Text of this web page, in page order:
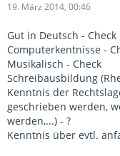
19. März 2014, 00:46
Gut in Deutsch - Check
Computerkentnisse -
Musikalisch - Check
Schreibausbildung
Kenntnis der
geschrieben werden,
werden,...) - ?
Kenntnis über evtl.